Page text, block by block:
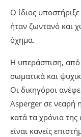
Ο ίδιος
ήταν ζωντανό και
όχημα.
Η υπεράσπιση, από
σωματικά και
Οι δικηγόροι
Asperger σε νεαρή
κατά τα χρόνια της
είναι κανείς